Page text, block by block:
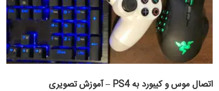
اتصال موس و کیبورد به PS4 – آموزش تصویری